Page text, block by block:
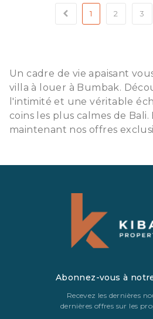
1 2 3
Un cadre de vie apaisant
villa à louer à Bumbak.
l'intimité et une véritable
coins les plus calmes de
maintenant nos offres
Abonnez-vous à
Recevez les dernières
dernières offres sur les